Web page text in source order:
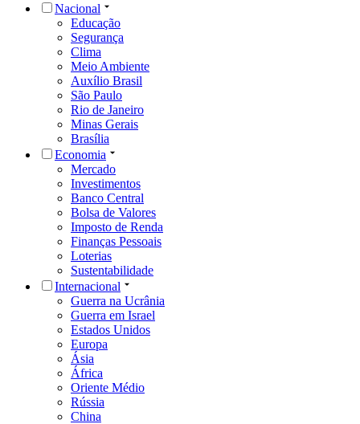
Nacional
Educação
Segurança
Clima
Meio Ambiente
Auxílio Brasil
São Paulo
Rio de Janeiro
Minas Gerais
Brasília
Economia
Mercado
Investimentos
Banco Central
Bolsa de Valores
Imposto de Renda
Finanças Pessoais
Loterias
Sustentabilidade
Internacional
Guerra na Ucrânia
Guerra em Israel
Estados Unidos
Europa
Ásia
África
Oriente Médio
Rússia
China